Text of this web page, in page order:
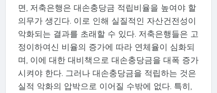
면, 저축은행은 대손충당금 적립비율을 높여야 할
의무가 생긴다. 이로 인해 실질적인 자산건전성이
악화되는 결과를 초래할 수 있다. 저축은행들은 고
정이하여신 비율의 증가에 따라 연체율이 심화되
며, 이에 대한 대비책으로 대손충당금을 대폭 증가
시켜야 한다. 그러나 대손충당금을 적립하는 것은
실적 악화의 압박으로 이어질 수밖에 없다. 특히,